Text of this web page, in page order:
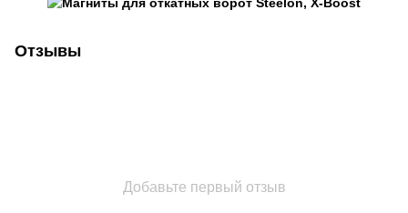
Отзывы
Добавьте первый отзыв